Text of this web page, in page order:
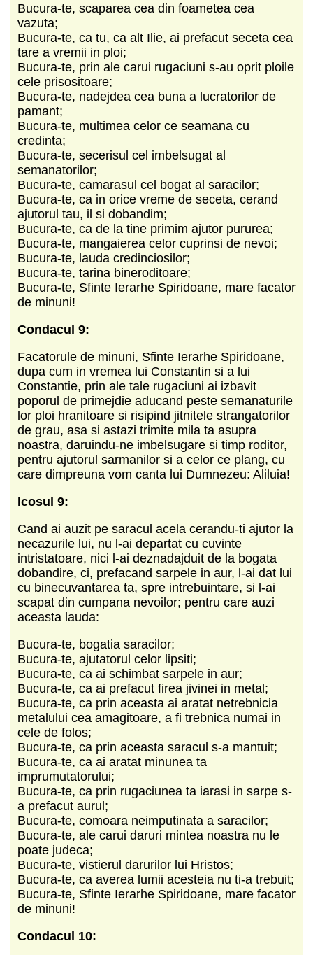
Bucura-te, scaparea cea din foametea cea
vazuta;
Bucura-te, ca tu, ca alt Ilie, ai prefacut seceta cea
tare a vremii in ploi;
Bucura-te, prin ale carui rugaciuni s-au oprit ploile
cele prisositoare;
Bucura-te, nadejdea cea buna a lucratorilor de
pamant;
Bucura-te, multimea celor ce seamana cu
credinta;
Bucura-te, secerisul cel imbelsugat al
semanatorilor;
Bucura-te, camarasul cel bogat al saracilor;
Bucura-te, ca in orice vreme de seceta, cerand
ajutorul tau, il si dobandim;
Bucura-te, ca de la tine primim ajutor pururea;
Bucura-te, mangaierea celor cuprinsi de nevoi;
Bucura-te, lauda credinciosilor;
Bucura-te, tarina bineroditoare;
Bucura-te, Sfinte Ierarhe Spiridoane, mare facator
de minuni!
Condacul 9:
Facatorule de minuni, Sfinte Ierarhe Spiridoane,
dupa cum in vremea lui Constantin si a lui
Constantie, prin ale tale rugaciuni ai izbavit
poporul de primejdie aducand peste semanaturile
lor ploi hranitoare si risipind jitnitele strangatorilor
de grau, asa si astazi trimite mila ta asupra
noastra, daruindu-ne imbelsugare si timp roditor,
pentru ajutorul sarmanilor si a celor ce plang, cu
care dimpreuna vom canta lui Dumnezeu: Aliluia!
Icosul 9:
Cand ai auzit pe saracul acela cerandu-ti ajutor la
necazurile lui, nu l-ai departat cu cuvinte
intristatoare, nici l-ai deznadajduit de la bogata
dobandire, ci, prefacand sarpele in aur, l-ai dat lui
cu binecuvantarea ta, spre intrebuintare, si l-ai
scapat din cumpana nevoilor; pentru care auzi
aceasta lauda:
Bucura-te, bogatia saracilor;
Bucura-te, ajutatorul celor lipsiti;
Bucura-te, ca ai schimbat sarpele in aur;
Bucura-te, ca ai prefacut firea jivinei in metal;
Bucura-te, ca prin aceasta ai aratat netrebnicia
metalului cea amagitoare, a fi trebnica numai in
cele de folos;
Bucura-te, ca prin aceasta saracul s-a mantuit;
Bucura-te, ca ai aratat minunea ta
imprumutatorului;
Bucura-te, ca prin rugaciunea ta iarasi in sarpe s-
a prefacut aurul;
Bucura-te, comoara neimputinata a saracilor;
Bucura-te, ale carui daruri mintea noastra nu le
poate judeca;
Bucura-te, vistierul darurilor lui Hristos;
Bucura-te, ca averea lumii acesteia nu ti-a trebuit;
Bucura-te, Sfinte Ierarhe Spiridoane, mare facator
de minuni!
Condacul 10: